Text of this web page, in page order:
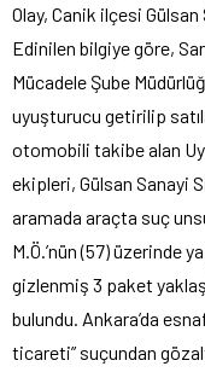
Olay, Canik ilçesi
Edinilen bilgiye göre,
Mücadele Şube
uyuşturucu getirilip
otomobili takibe alan
ekipleri, Gülsan Sanayi
aramada araçta suç
M.Ö.’nün (57) üzerinde
gizlenmiş 3 paket
bulundu. Ankara’da
ticareti” suçundan